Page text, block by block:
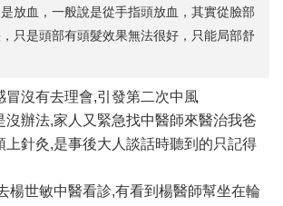
放血，一般說是從手指頭放血，其實從臉部
只是頭部有頭髮效果無法很好，只能局部舒
冒沒有去理會,引發第二次中風
沒辦法,家人又緊急找中醫師來醫治我爸
上針灸,是事後大人談話時聽到的只記得
楊世敏中醫看診,有看到楊醫師幫坐在輪